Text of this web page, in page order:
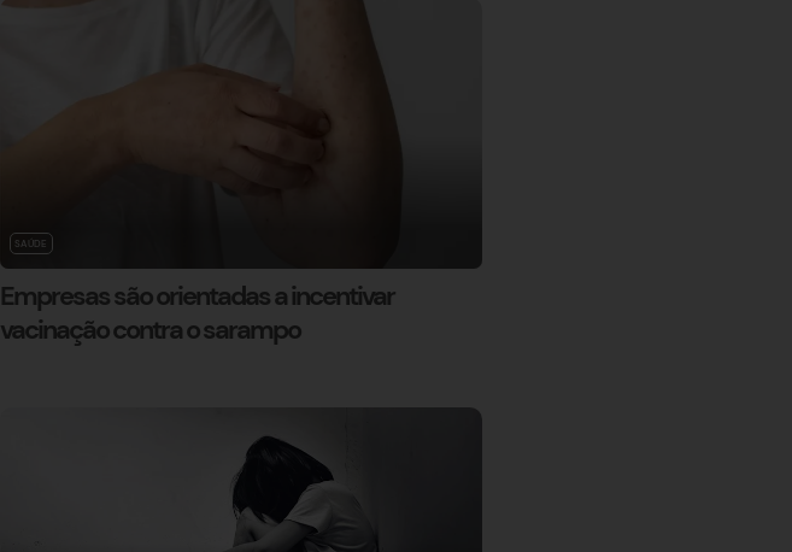
SAÚDE
Empresas são orientadas a incentivar
vacinação contra o sarampo